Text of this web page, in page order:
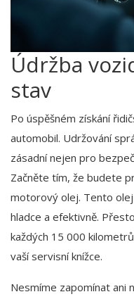
Údržba
stav
Po úspěšném získání
automobil. Udržování
zásadní nejen pro
Začněte tím, že budete
motorový olej. Tento
hladce a efektivně.
každých 15 000
vaší servisní knížce.
Nesmíme zapomínat ani